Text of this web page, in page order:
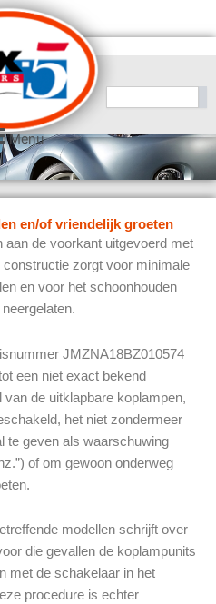
Menu
en/of vriendelijk groeten
aan de voorkant uitgevoerd met
zorgt voor minimale
en voor het schoonhouden
JMZNA18BZ010574
een niet exact bekend
de uitklapbare koplampen,
het niet zondermeer
te geven als waarschuwing
of om gewoon onderweg
modellen schrijft over
die gevallen de koplampunits
met de schakelaar in het
procedure is echter